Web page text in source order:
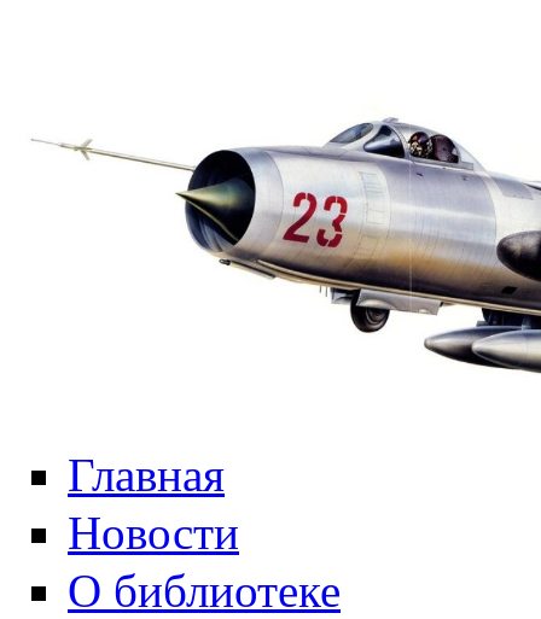
Главная
Новости
О библиотеке